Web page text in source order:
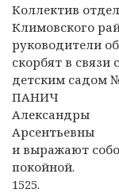
Коллектив
Климовского
руководители
скорбят в
детским садом
ПАНИЧ
Александры
Арсентьевны
и выражают
покойной.
1525.